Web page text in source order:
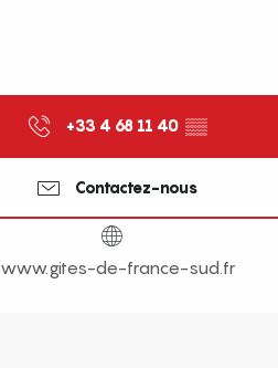
+33 4 68 11 40 ▒▒
Contactez-nous
www.gites-de-france-sud.fr